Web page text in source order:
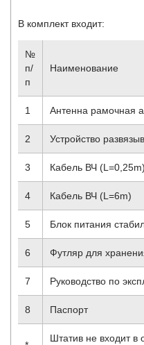
В комплект входит:
№
п/
п
Наименование
1 Антенна рамочная
2 Устройство
3 Кабель ВЧ (L=0,25m)
4 Кабель ВЧ (L=6m)
5 Блок питания
6 Футляр для
7 Руководство по
8 Паспорт
Штатив не входит в